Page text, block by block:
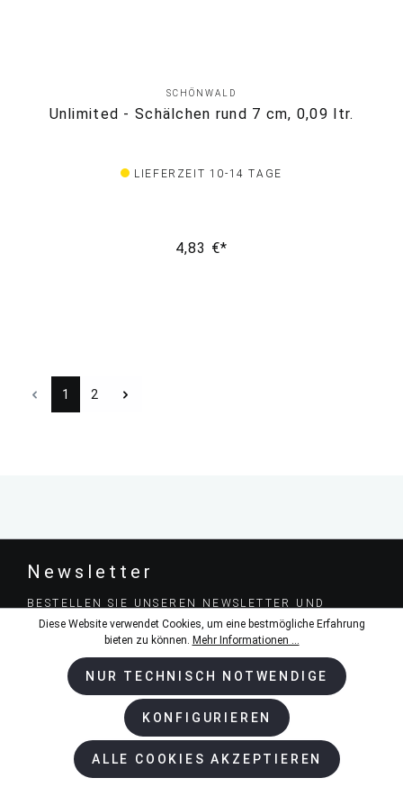
SCHÖNWALD
Unlimited - Schälchen rund 7 cm, 0,09 ltr.
LIEFERZEIT 10-14 TAGE
4,83 €*
1 2
Newsletter
BESTELLEN SIE UNSEREN NEWSLETTER UND
BLEIBEN SIE AUF DEM LAUFENDEN.
ABSENDEN
Datenschutz *
Diese Website verwendet Cookies, um eine bestmögliche Erfahrung
bieten zu können. Mehr Informationen ...
NUR TECHNISCH NOTWENDIGE
KONFIGURIEREN
ALLE COOKIES AKZEPTIEREN